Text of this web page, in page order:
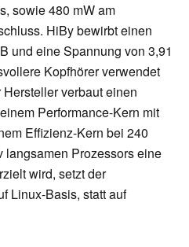
sowie 480 mW am
HiBy bewirbt einen
und eine Spannung von 3,91
Kopfhörer verwendet
verbaut einen
Performance-Kern mit
Effizienz-Kern bei 240
langsamen Prozessors eine
wird, setzt der
Linux-Basis, statt auf